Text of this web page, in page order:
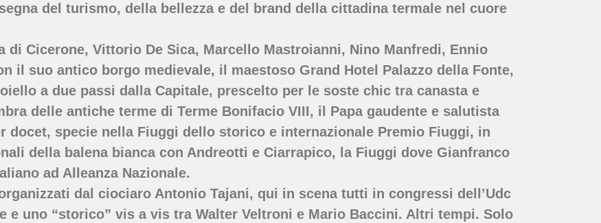
del turismo, della bellezza e del brand della cittadina termale nel cuore
Cicerone, Vittorio De Sica, Marcello Mastroianni, Nino Manfredi, Ennio
il suo antico borgo medievale, il maestoso Grand Hotel Palazzo della Fonte,
a due passi dalla Capitale, prescelto per le soste chic tra canasta e
delle antiche terme di Terme Bonifacio VIII, il Papa gaudente e salutista
docet, specie nella Fiuggi dello storico e internazionale Premio Fiuggi, in
della balena bianca con Andreotti e Ciarrapico, la Fiuggi dove Gianfranco
ad Alleanza Nazionale.
dal ciociaro Antonio Tajani, qui in scena tutti in congressi dell’Udc
uno “storico” vis a vis tra Walter Veltroni e Mario Baccini. Altri tempi. Solo